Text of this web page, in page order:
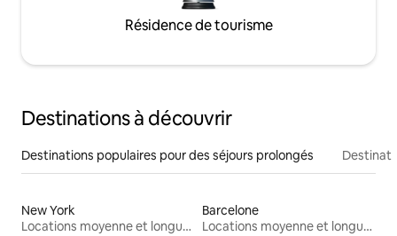
Résidence de tourisme
Destinations à découvrir
Destinations populaires pour des séjours prolongés
New York
Locations moyenne et longue durée
Barcelone
Locations moyenne et longue durée